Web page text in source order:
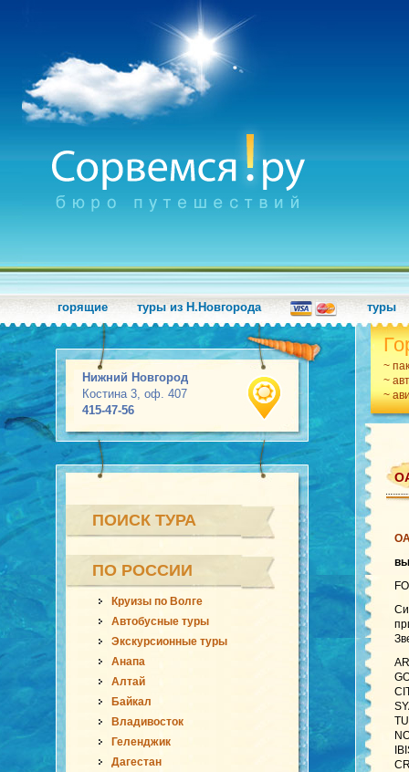
горящие туры из Н.Новгорода туры
Нижний Новгород
Костина 3, оф. 407
415-47-56
~
~
~
ПОИСК ТУРА
ПО РОССИИ
Круизы по Волге
Автобусные туры
Экскурсионные туры
Анапа
Алтай
Байкал
Владивосток
Геленджик
Дагестан